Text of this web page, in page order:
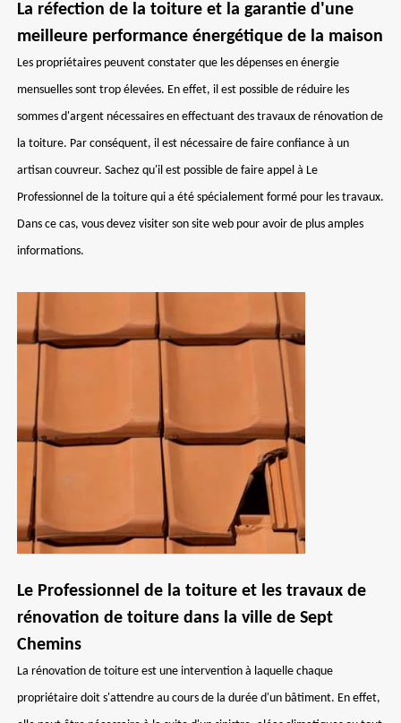
La réfection de la toiture et la garantie d'une
meilleure performance énergétique de la maison
Les propriétaires peuvent constater que les dépenses en énergie
mensuelles sont trop élevées. En effet, il est possible de réduire les
sommes d'argent nécessaires en effectuant des travaux de rénovation de
la toiture. Par conséquent, il est nécessaire de faire confiance à un
artisan couvreur. Sachez qu'il est possible de faire appel à Le
Professionnel de la toiture qui a été spécialement formé pour les travaux.
Dans ce cas, vous devez visiter son site web pour avoir de plus amples
informations.
Le Professionnel de la toiture et les travaux de
rénovation de toiture dans la ville de Sept
Chemins
La rénovation de toiture est une intervention à laquelle chaque
propriétaire doit s'attendre au cours de la durée d'un bâtiment. En effet,